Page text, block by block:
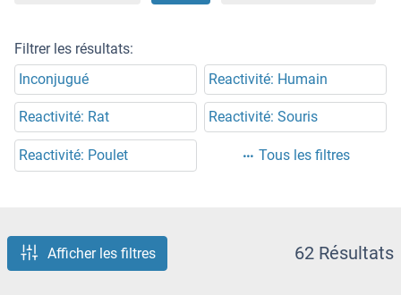
Filtrer les résultats:
Inconjugué
Reactivité: Humain
Reactivité: Rat Reactivité: Souris
Reactivité: Poulet Tous les filtres
Afficher les filtres 62 Résultats